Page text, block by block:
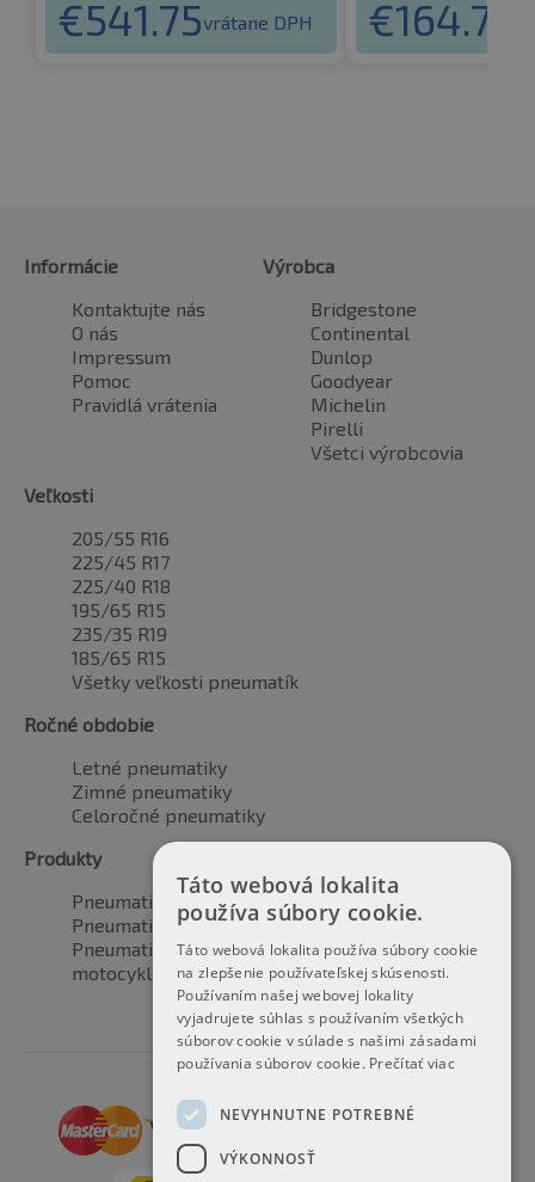
€541.75vrátane DPH €164.77
Informácie
Kontaktujte nás
O nás
Impressum
Pomoc
Pravidlá vrátenia
Výrobca
Bridgestone
Continental
Dunlop
Goodyear
Michelin
Pirelli
Všetci výrobcovia
Veľkosti
205/55 R16
225/45 R17
225/40 R18
195/65 R15
235/35 R19
185/65 R15
Všetky veľkosti pneumatík
Ročné obdobie
Letné pneumatiky
Zimné pneumatiky
Celoročné pneumatiky
Produkty
Pneumatiky pre automobily
Pneumatiky pre SUV / 4x4
Pneumatiky pre dodávku
motocyklové pneumatiky
Táto webová lokalita
používa súbory cookie.
Táto webová lokalita používa súbory cookie
na zlepšenie používateľskej skúsenosti.
Používaním našej webovej lokality
vyjadrujete súhlas s používaním všetkých
súborov cookie v súlade s našimi zásadami
používania súborov cookie. Prečítať viac
NEVYHNUTNE POTREBNÉ
VÝKONNOSŤ